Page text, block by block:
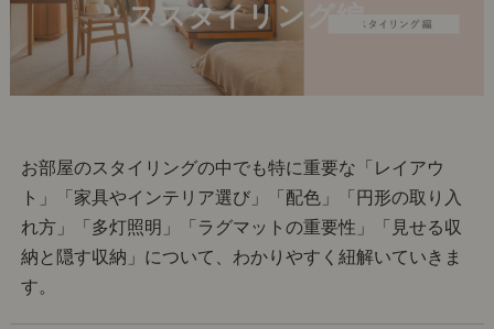
ススタイリング編
お部屋のスタイリングの中でも特に重要な「レイアウ
ト」「家具やインテリア選び」「配色」「円形の取り入
れ方」「多灯照明」「ラグマットの重要性」「見せる収
納と隠す収納」について、わかりやすく紐解いていきま
す。